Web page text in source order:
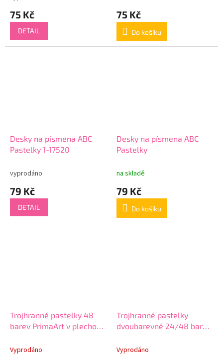
75 Kč
DETAIL
75 Kč
Do košíku
Desky na písmena ABC
Pastelky 1-17520
vyprodáno
79 Kč
DETAIL
Desky na písmena ABC
Pastelky
na skladě
79 Kč
Do košíku
Trojhranné pastelky 48
barev PrimaArt v plechové
Vyprodáno
Trojhranné pastelky
dvoubarevné 24/48 barev
krabičce
Vyprodáno